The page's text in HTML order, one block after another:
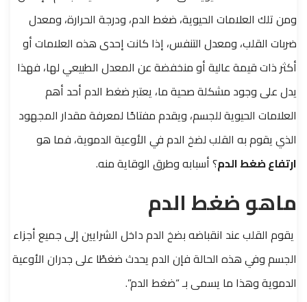
ومن تلك العلامات الحيوية، ضغط الدم، ودرجة الحرارة، ومعدل
ضربات القلب، ومعدل التنفس، إذا كانت إحدى هذه العلامات أو
أكثر ذات قيمة عالية أو منخفضة عن المعدل الطبيعي لها، فهذا
يدل على وجود مشكلة صحية ما، يعتبر ضغط الدم أحد أهم
العلامات الحيوية للجسم، ويقدم مفتاحًا لمعرفة مقدار المجهود
الذي يقوم به القلب لضخ الدم في الأوعية الدموية، فما هو
ارتفاع ضغط الدم؟ أسبابه وطرق الوقاية منه.
ماهو ضغط الدم
يقوم القلب عند انقباضه بضخ الدم داخل الشرايين إلى جميع أجزاء
الجسم وفي هذه الحالة فإن الدم يحدث ضغطًا على جدران الأوعية
الدموية وهذا ما يسمى بـ “ضغط الدم”.